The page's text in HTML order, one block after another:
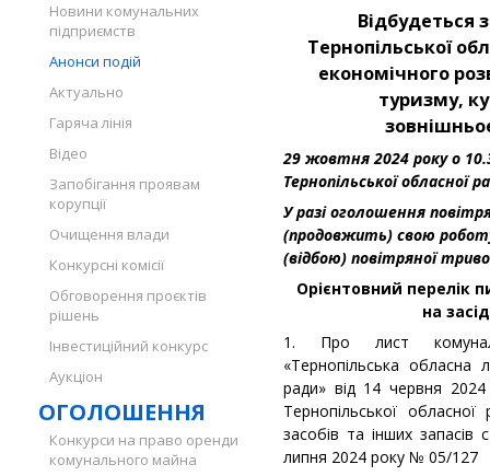
Новини комунальних
підприємств
Анонси подій
Актуально
Гаряча лінія
Відео
Запобігання проявам
корупції
Очищення влади
Конкурсні комісії
Обговорення проєктів
рішень
Інвестиційний конкурс
Аукціон
ОГОЛОШЕННЯ
Конкурси на право оренди
комунального майна
Відбудеться
Тернопільської
економічного
туризму,
29 жовтня 2024 року о
Тернопільської обласної
У разі оголошення
(продовжить) свою
(відбою) повітряної
Орієнтовний перелік
на
1. Про лист
«Тернопільська обласна
ради» від 14 червня
Тернопільської
засобів та інших
липня 2024 року № 05/127